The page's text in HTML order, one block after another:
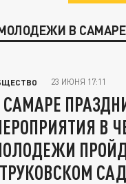
В САМАРЕ
23 ИЮНЯ 17:11
САМАРЕ
В